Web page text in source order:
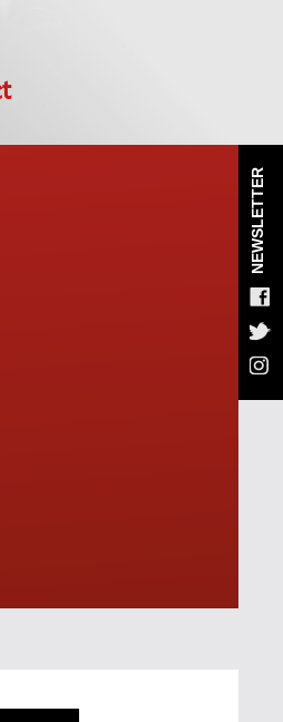
NEWSLETTER